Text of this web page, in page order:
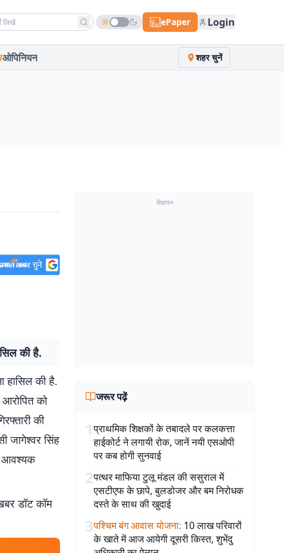
news ePaper Login
ओपिनियन शहर चुनें
की है.
हासिल की है.
को
की
जागेश्वर सिंह
आवश्यक
डॉट कॉम
विज्ञापन
जरूर पढ़ें
1प्राथमिक शिक्षकों के तबादले पर कलकत्ता
हाईकोर्ट ने लगायी रोक, जानें नयी एसओपी
पर कब होगी सुनवाई
2पत्थर माफिया टुलू मंडल की ससुराल में
एसटीएफ के छापे, बुलडोजर और बम निरोधक
दस्ते के साथ की खुदाई
3पश्चिम बंग आवास योजना: 10 लाख परिवारों
के खाते में आज आयेगी दूसरी किस्त, शुभेंदु